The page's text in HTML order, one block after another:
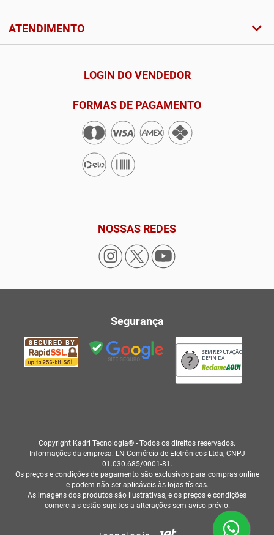
ATENDIMENTO
LOGIN DO VENDEDOR
FORMAS DE PAGAMENTO
NOSSAS REDES
Segurança
SEM REPUTAÇÃO
DEFINIDA
Copyright Kadri Tecnologia® - Todos os direitos reservados.
Informações da empresa: LN Comércio de Eletrônicos Ltda, CNPJ
01.030.685/0001-81.
Os preços e condições de pagamento são exclusivos para compras online
e podem não ser aplicáveis às lojas físicas.
As imagens dos produtos são ilustrativas, e os preços e condições
comerciais estão sujeitos a alterações sem aviso prévio.